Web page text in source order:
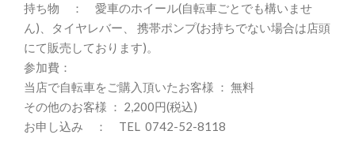
持ち物 ： 愛車のホイール(自転車ごとでも構いませ
ん)、タイヤレバー、 携帯ポンプ(お持ちでない場合は店頭
にて販売しております)。
参加費：
当店で自転車をご購入頂いたお客様 ： 無料
その他のお客様 ： 2,200円(税込)
お申し込み ： TEL 0742-52-8118